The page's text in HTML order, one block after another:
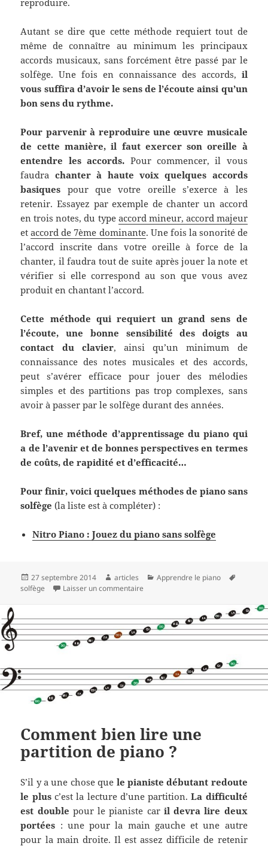
Autant se dire que cette méthode requiert tout de
même de connaître au minimum les principaux
accords musicaux, sans forcément être passé par le
solfège. Une fois en connaissance des accords, il
vous suffira d’avoir le sens de l’écoute ainsi qu’un
bon sens du rythme.
Pour parvenir à reproduire une œuvre musicale
de cette manière, il faut exercer son oreille à
entendre les accords. Pour commencer, il vous
faudra chanter à haute voix quelques accords
basiques pour que votre oreille s’exerce à les
retenir. Essayez par exemple de chanter un accord
en trois notes, du type accord mineur, accord majeur
etaccord de 7ème dominante. Une fois la sonorité de
l’accord inscrite dans votre oreille à force de la
chanter, il faudra tout de suite après jouer la note et
vérifier si elle correspond au son que vous avez
produit en chantant l’accord.
Cette méthode qui requiert un grand sens de
l’écoute, une bonne sensibilité des doigts au
contact du clavier, ainsi qu’un minimum de
connaissance des notes musicales et des accords,
peut s’avérer efficace pour jouer des mélodies
simples et des partitions pas trop complexes, sans
avoir à passer par le solfège durant des années.
Bref, une méthode d’apprentissage du piano qui
a de l’avenir et de bonnes perspectives en termes
de coûts, de rapidité et d’efficacité…
Pour finir, voici quelques méthodes de piano sans
solfège (la liste est à compléter) :
Nitro Piano : Jouez du piano sans solfège
Publié
le
27 septembre 2014 Auteur
articles Catégories
Apprendre le piano
solfège Laisser un commentaire
Comment bien lire une
partition de piano ?
S’il y a une chose que le pianiste débutant redoute
le plusc’est la lecture d’une partition.La difficulté
est double pour le pianiste car il devra lire deux
portées : une pour la main gauche et une autre
pour la main droite. Il est assez difficile de retenir